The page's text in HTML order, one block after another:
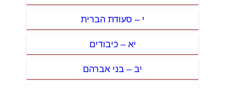
י – סעודת הברית
יא – כיבודים
יב – בני אברהם